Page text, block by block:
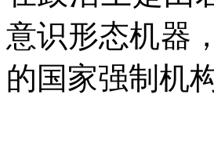
意识形态机器
的国家强制机